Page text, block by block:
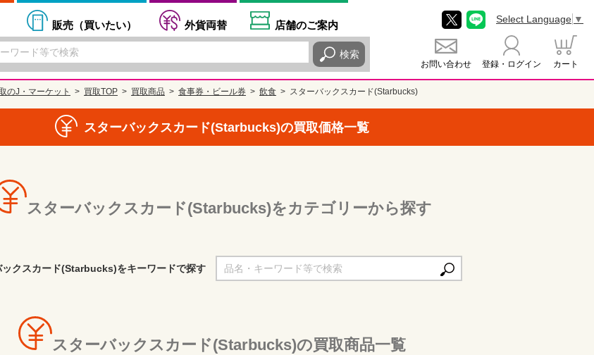
販売（買いたい） 外貨両替 店舗のご案内
検索
お問い合わせ 登録・ログイン カート
Select Language ▼
のJ・マーケット 買取TOP 買取商品 食事券・ビール券 飲食 スターバックスカード(Starbucks)
スターバックスカード(Starbucks)の買取価格一覧
スターバックスカード(Starbucks)をカテゴリーから探す
ックスカード(Starbucks)をキーワードで探す
スターバックスカード(Starbucks)の買取商品一覧